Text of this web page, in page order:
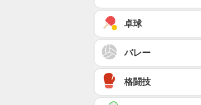
卓球
バレー
格闘技